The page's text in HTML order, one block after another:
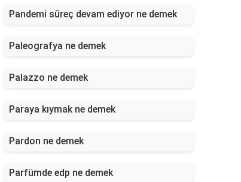
Pandemi süreç devam ediyor ne demek
Paleografya ne demek
Palazzo ne demek
Paraya kıymak ne demek
Pardon ne demek
Parfümde edp ne demek